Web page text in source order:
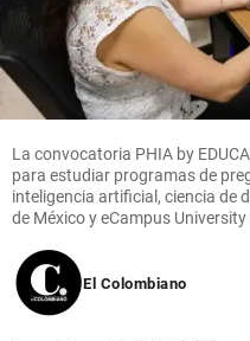
La convocatoria PHIA by
para estudiar programas de
inteligencia artificial, ciencia de
de México y eCampus
El Colombiano